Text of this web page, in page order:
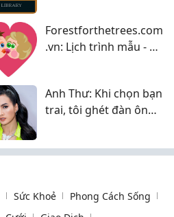
Forestforthetrees.com
.vn: Lịch trình mẫu - Áp
Anh Thư: Khi chọn bạn
trai, tôi ghét đàn ông
Sức Khoẻ
Phong Cách Sống